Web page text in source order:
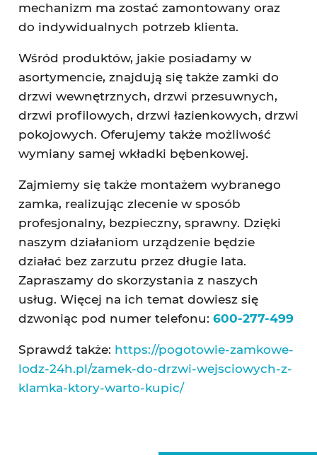
mechanizm ma zostać zamontowany oraz
do indywidualnych potrzeb klienta.
Wśród produktów, jakie posiadamy w
asortymencie, znajdują się także zamki do
drzwi wewnętrznych, drzwi przesuwnych,
drzwi profilowych, drzwi łazienkowych, drzwi
pokojowych. Oferujemy także możliwość
wymiany samej wkładki bębenkowej.
Zajmiemy się także montażem wybranego
zamka, realizując zlecenie w sposób
profesjonalny, bezpieczny, sprawny. Dzięki
naszym działaniom urządzenie będzie
działać bez zarzutu przez długie lata.
Zapraszamy do skorzystania z naszych
usług. Więcej na ich temat dowiesz się
dzwoniąc pod numer telefonu: 600-277-499
Sprawdź także: https://pogotowie-zamkowe-
lodz-24h.pl/zamek-do-drzwi-wejsciowych-z-
klamka-ktory-warto-kupic/